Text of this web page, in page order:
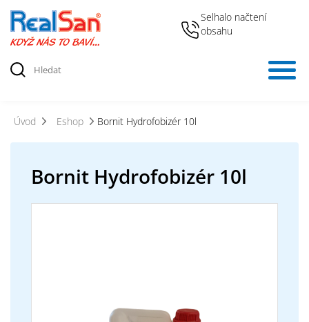
Selhalo načtení
obsahu
Úvod Eshop Bornit Hydrofobizér 10l
Bornit Hydrofobizér 10l